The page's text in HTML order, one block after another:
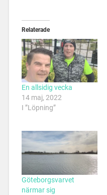
Relaterade
En allsidig vecka
14 maj, 2022
I ”Löpning”
Göteborgsvarvet
närmar sig